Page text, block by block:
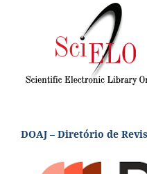
DOAJ – Diretório de